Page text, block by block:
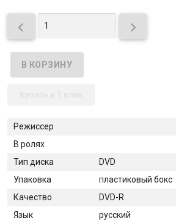
 
Режиссер
В ролях
Тип диска
DVD
Упаковка
пластиковый бокс
Качество
DVD-R
Язык
русский